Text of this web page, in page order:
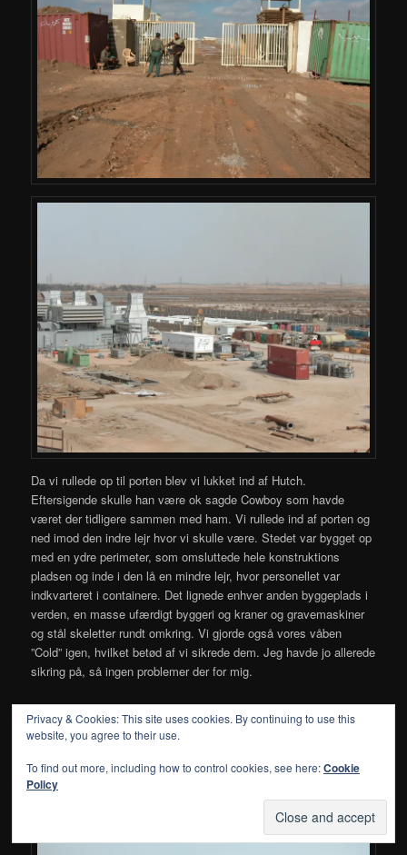
Da vi rullede op til porten blev vi lukket ind af Hutch.
Eftersigende skulle han være ok sagde Cowboy som havde
været der tidligere sammen med ham. Vi rullede ind af porten og
ned imod den indre lejr hvor vi skulle være. Stedet var bygget op
med en ydre perimeter, som omsluttede hele konstruktions
pladsen og inde i den lå en mindre lejr, hvor personellet var
indkvarteret i containere. Det lignede enhver anden byggeplads i
verden, en masse ufærdigt byggeri og kraner og gravemaskiner
og stål skeletter rundt omkring. Vi gjorde også vores våben
”Cold” igen, hvilket betød af vi sikrede dem. Jeg havde jo allerede
sikring på, så ingen problemer der for mig.
Da vi steg ud af bilerne, gik Bill P over til den anden, som var
blevet fra det tidligere firma og hilste på. Jeg fulgte efter og han
blev godt nok slemt overrasket over at se os begge og der var
omfavninger og skulderklap hele vejen rundt, han var tydeligt
glad for at gensynet.
Privacy & Cookies: This site uses cookies. By continuing to use this
website, you agree to their use.
To find out more, including how to control cookies, see here:Cookie
Policy